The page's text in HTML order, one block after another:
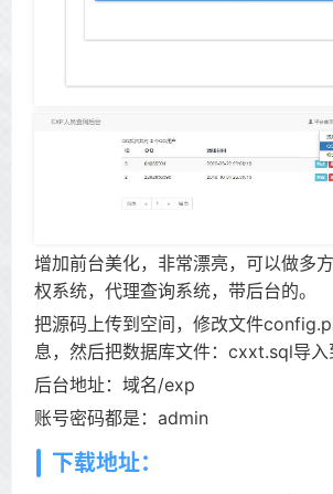
增加前台美化，非常漂亮，可以做多
权系统，代理查询系统，带后台的。
把源码上传到空间，修改文件
息，然后把数据库文件：cxxt.sql导入
后台地址：域名/exp
账号密码都是：admin
下载地址：